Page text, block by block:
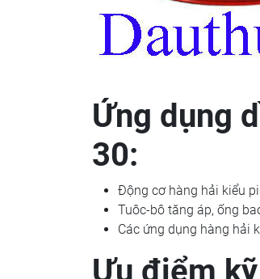
Ứng dụng
30:
Động cơ hàng hải kiểu
Tuôc-bô tăng áp, ống
Các ứng dụng hàng hải
Ưu điểm